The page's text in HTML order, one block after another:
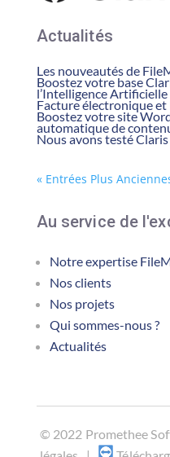
Actualités
Les nouveautés de
Boostez votre base
l’Intelligence Artificielle
Facture électronique
Boostez votre site
automatique de
Nous avons testé
« Entrées Plus
Au service de
Notre expertise
Nos clients
Nos projets
Qui sommes-nous ?
Actualités
© 2022 Promethee